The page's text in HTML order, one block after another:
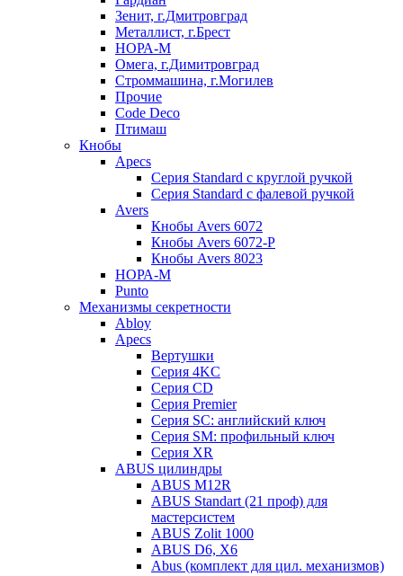
Зенит, г.Дмитровград
Металлист, г.Брест
НОРА-М
Омега, г.Димитровград
Строммашина, г.Могилев
Прочие
Code Deco
Птимаш
Кнобы
Apecs
Серия Standard с круглой ручкой
Серия Standard с фалевой ручкой
Avers
Кнобы Avers 6072
Кнобы Avers 6072-P
Кнобы Avers 8023
НОРА-М
Punto
Механизмы секретности
Abloy
Apecs
Вертушки
Серия 4KC
Серия CD
Серия Premier
Серия SC: английский ключ
Серия SM: профильный ключ
Серия XR
ABUS цилиндры
ABUS M12R
ABUS Standart (21 проф) для
мастерсистем
ABUS Zolit 1000
ABUS D6, X6
Abus (комплект для цил. механизмов)